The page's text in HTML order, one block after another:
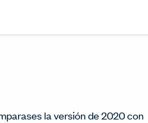
Facebook.
on Twitter.
window.
la versión de 2020 con